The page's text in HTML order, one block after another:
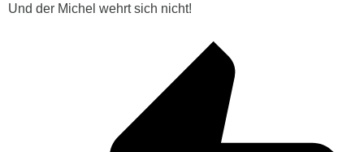
Und der Michel wehrt sich nicht!